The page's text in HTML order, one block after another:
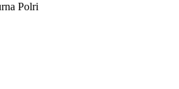
Polri